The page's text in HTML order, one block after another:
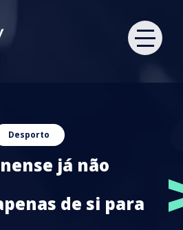
Desporto
já não
de si para